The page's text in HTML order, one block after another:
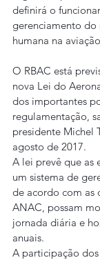
definirá o
gerenciamento do
humana na
O RBAC está
nova Lei do
dos importantes
regulamentação,
presidente Michel
agosto de 2017.
A lei prevê que as
um sistema de
de acordo com as
ANAC, possam
jornada diária e
anuais.
A participação